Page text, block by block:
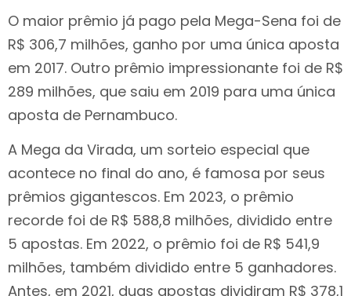
O maior prêmio já pago pela Mega-Sena foi de
R$ 306,7 milhões, ganho por uma única aposta
em 2017. Outro prêmio impressionante foi de R$
289 milhões, que saiu em 2019 para uma única
aposta de Pernambuco.
A Mega da Virada, um sorteio especial que
acontece no final do ano, é famosa por seus
prêmios gigantescos. Em 2023, o prêmio
recorde foi de R$ 588,8 milhões, dividido entre
5 apostas. Em 2022, o prêmio foi de R$ 541,9
milhões, também dividido entre 5 ganhadores.
Antes, em 2021, duas apostas dividiram R$ 378,1